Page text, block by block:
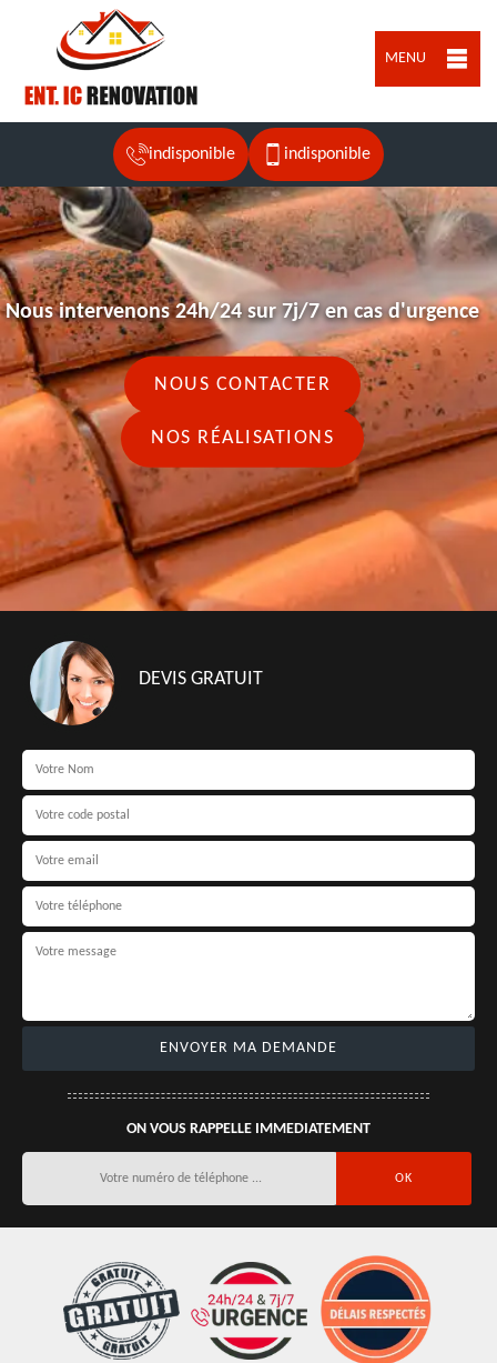
MENU
indisponible indisponible
Nous intervenons 24h/24 sur 7j/7 en cas d'urgence
NOUS CONTACTER
NOS RÉALISATIONS
DEVIS GRATUIT
ON VOUS RAPPELLE IMMEDIATEMENT